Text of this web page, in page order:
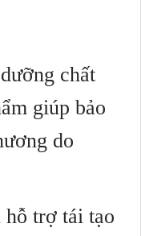
chất
giúp bảo
do
hỗ trợ tái tạo